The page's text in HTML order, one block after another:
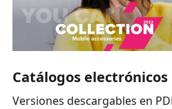
Catálogos electrónicos
Versiones descargables en